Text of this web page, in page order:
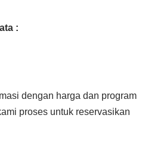
:
dengan harga dan program
proses untuk reservasikan